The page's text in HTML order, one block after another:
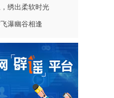
，绣出柔软时光
瀑幽谷相逢